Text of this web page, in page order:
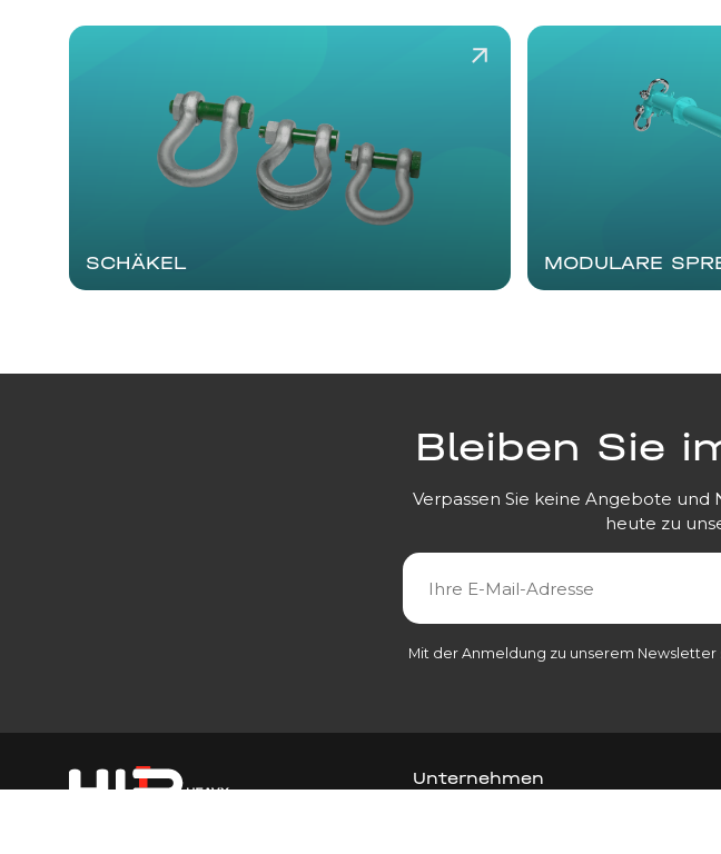
SCHÄKEL MODULARE
Bleiben Sie
Verpassen Sie keine Angebote und
heute zu
Mit der Anmeldung zu unserem
Unternehmen